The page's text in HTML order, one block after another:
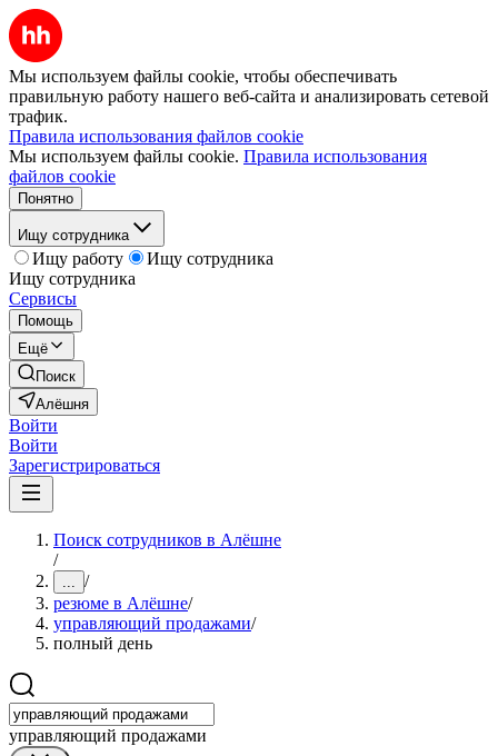
Мы используем файлы cookie, чтобы обеспечивать
правильную работу нашего веб-сайта и анализировать сетевой
трафик.
Правила использования файлов cookie
Мы используем файлы cookie. Правила использования
файлов cookie
Понятно
Ищу сотрудника
Ищу работу
Ищу сотрудника
Ищу сотрудника
Сервисы
Помощь
Ещё
Поиск
Алёшня
Войти
Войти
Зарегистрироваться
Поиск сотрудников в Алёшне
/
... /
резюме в Алёшне/
управляющий продажами/
полный день
управляющий продажами